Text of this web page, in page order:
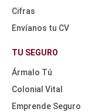
Cifras
Envíanos tu CV
NAV
TU SEGURO
Ármalo Tú
Colonial Vital
Emprende Seguro